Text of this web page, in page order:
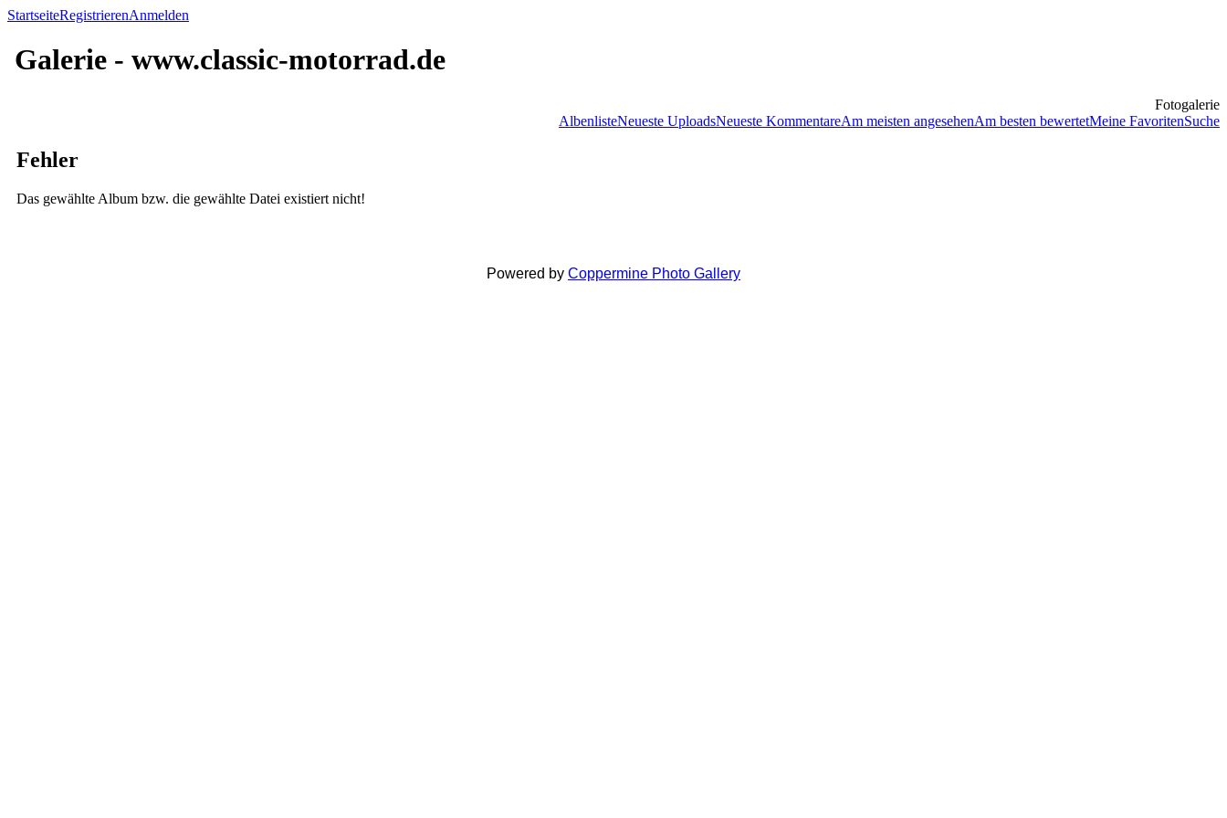
StartseiteRegistrierenAnmelden
Galerie - www.classic-motorrad.de
Fotogalerie
AlbenlisteNeueste UploadsNeueste KommentareAm meisten angesehenAm besten bewertetMeine FavoritenSuche
Fehler
Das gewählte Album bzw. die gewählte Datei existiert nicht!
Powered by Coppermine Photo Gallery